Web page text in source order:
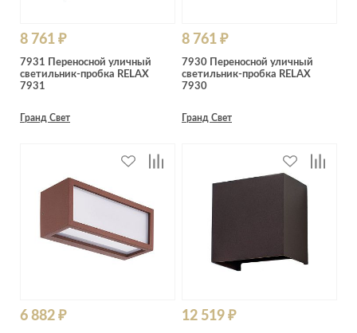
8 761 ₽
7931 Переносной уличный
светильник-пробка RELAX
7931
Гранд Свет
8 761 ₽
7930 Переносной уличный
светильник-пробка RELAX
7930
Гранд Свет
6 882 ₽ 12 519 ₽